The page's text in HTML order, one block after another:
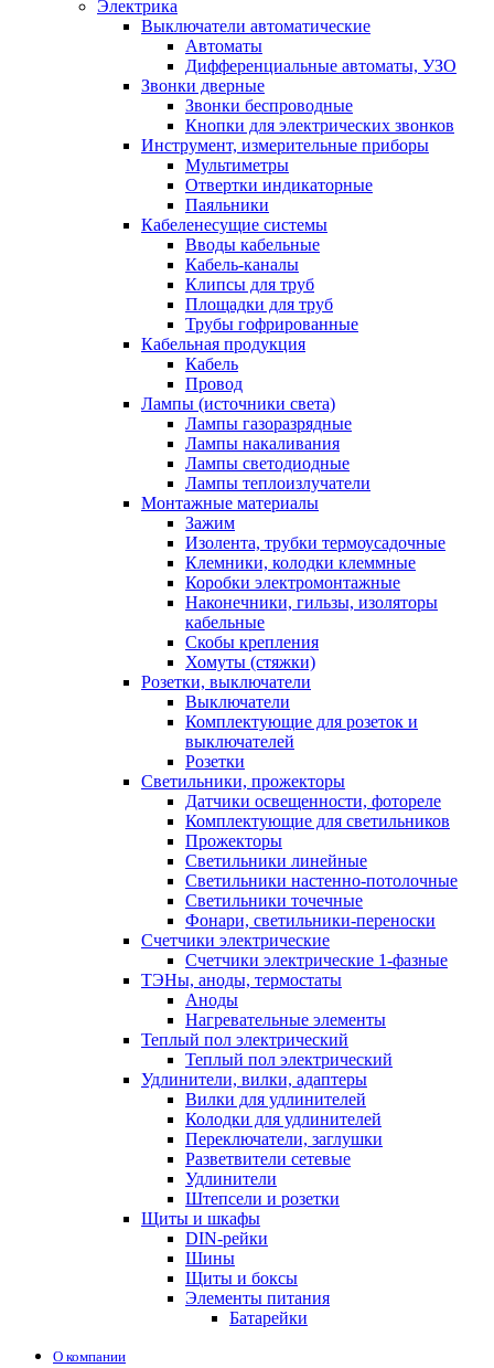
Электрика
Выключатели автоматические
Автоматы
Дифференциальные автоматы, УЗО
Звонки дверные
Звонки беспроводные
Кнопки для электрических звонков
Инструмент, измерительные приборы
Мультиметры
Отвертки индикаторные
Паяльники
Кабеленесущие системы
Вводы кабельные
Кабель-каналы
Клипсы для труб
Площадки для труб
Трубы гофрированные
Кабельная продукция
Кабель
Провод
Лампы (источники света)
Лампы газоразрядные
Лампы накаливания
Лампы светодиодные
Лампы теплоизлучатели
Монтажные материалы
Зажим
Изолента, трубки термоусадочные
Клемники, колодки клеммные
Коробки электромонтажные
Наконечники, гильзы, изоляторы
кабельные
Скобы крепления
Хомуты (стяжки)
Розетки, выключатели
Выключатели
Комплектующие для розеток и
выключателей
Розетки
Светильники, прожекторы
Датчики освещенности, фотореле
Комплектующие для светильников
Прожекторы
Светильники линейные
Светильники настенно-потолочные
Светильники точечные
Фонари, светильники-переноски
Счетчики электрические
Счетчики электрические 1-фазные
ТЭНы, аноды, термостаты
Аноды
Нагревательные элементы
Теплый пол электрический
Теплый пол электрический
Удлинители, вилки, адаптеры
Вилки для удлинителей
Колодки для удлинителей
Переключатели, заглушки
Разветвители сетевые
Удлинители
Штепсели и розетки
Щиты и шкафы
DIN-рейки
Шины
Щиты и боксы
Элементы питания
Батарейки
О компании